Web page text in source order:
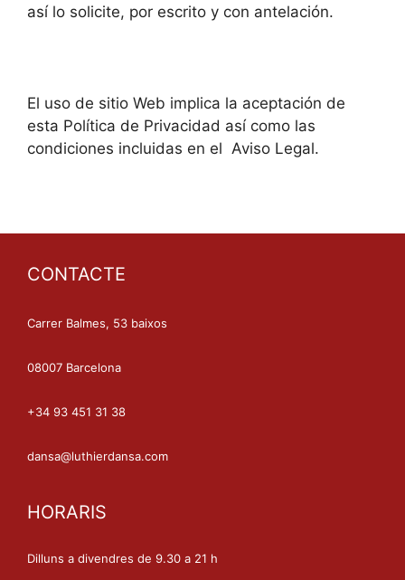
así lo solicite, por escrito y con antelación.
El uso de sitio Web implica la aceptación de
esta Política de Privacidad así como las
condiciones incluidas en el Aviso Legal.
CONTACTE
Carrer Balmes, 53 baixos
08007 Barcelona
+34 93 451 31 38
dansa@luthierdansa.com
HORARIS
Dilluns a divendres de 9.30 a 21 h